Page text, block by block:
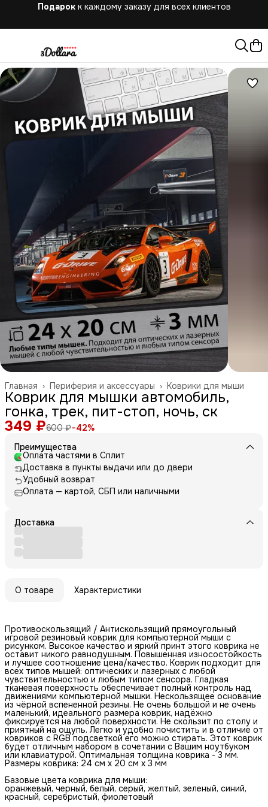
Коврики для мыши
Периферия и аксессуары ›
Главная ›
Коврик для мышки автомобиль,
гонка, трек, пит-стоп, ночь, ск
349 ₽600 ₽−42%
Преимущества
Оплата частями в Сплит
Доставка в пункты выдачи или до двери
Удобный возврат
Оплата — картой, СБП или наличными
Доставка
О товаре Характеристики
Противоскользящий / Антискользящий прямоугольный
игровой резиновый коврик для компьютерной мыши с
рисунком. Высокое качество и яркий принт этого коврика не
оставит никого равнодушным. Повышенная износостойкость
и лучшее соотношение цена/качество. Коврик подходит для
всех типов мышей: оптических и лазерных с любой
чувствительностью и любым типом сенсора. Гладкая
тканевая поверхность обеспечивает полный контроль над
движениями компьютерной мышки. Нескользящее основание
из чёрной вспененной резины. Не очень большой и не очень
маленький, идеального размера коврик, надёжно
фиксируется на любой поверхности. Не скользит по столу и
приятный на ощупь. Легко и удобно почистить и в отличие от
ковриков с RGB подсветкой его можно стирать. Этот коврик
будет отличным набором в сочетании с Вашим ноутбуком
или клавиатурой. Оптимальная толщина коврика - 3 мм.
Размеры коврика: 24 см x 20 см x 3 мм
Базовые цвета коврика для мыши:
оранжевый, черный, белый, серый, желтый, зеленый, синий,
красный, серебристый, фиолетовый